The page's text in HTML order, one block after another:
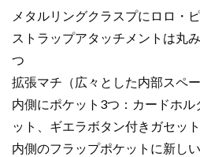
キ
ゴ
ー
ル
ド
金
具
メタルリングクラスプにロロ・
ストラップアタッチメントは丸
つ
拡張マチ（広々とした内部スペー
内側にポケット3つ：カードホ
ット、ギエラボタン付きガセッ
内側のフラップポケットに新し